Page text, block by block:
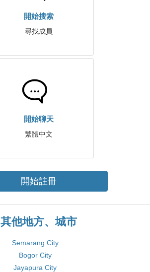
開始搜索
尋找成員
開始聊天
繁體中文
開始註冊
其他地方、城市
Semarang City
Bogor City
Jayapura City